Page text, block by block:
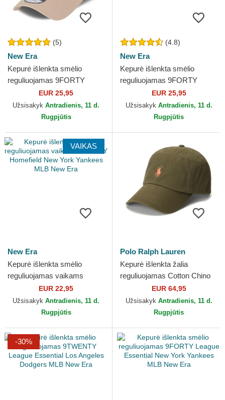
(5)
New Era
Kepurė išlenkta smėlio
reguliuojamas 9FORTY
League Essential New York
Yankees MLB New Era
EUR 25,95
Užsisakyk Antradienis, 11 d.
Rugpjūtis
(4.8)
New Era
Kepurė išlenkta smėlio
reguliuojamas 9FORTY
League Essential Poly New
York Yankees MLB New Era
EUR 25,95
Užsisakyk Antradienis, 11 d.
Rugpjūtis
VAIKAS
New Era
Kepurė išlenkta smėlio
reguliuojamas vaikams
9FORTY Homefield New
York Yankees MLB New Era
EUR 22,95
Užsisakyk Antradienis, 11 d.
Rugpjūtis
Polo Ralph Lauren
Kepurė išlenkta žalia
reguliuojamas Cotton Chino
Classic Sport Polo Ralph
Lauren
EUR 64,95
Užsisakyk Antradienis, 11 d.
Rugpjūtis
-30%